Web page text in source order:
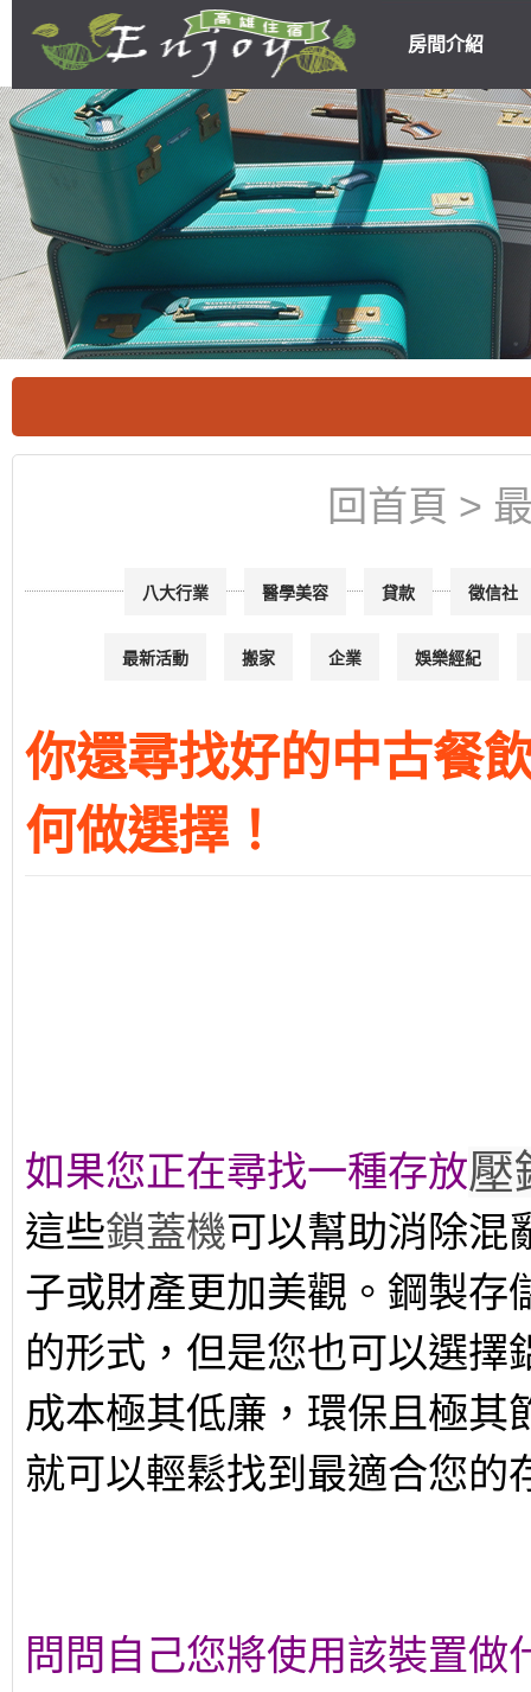
房間介紹
高雄民宿住宿
優惠
回首頁 >
徵信社
貸款
醫學美容
八大行業
娛樂經紀
企業
搬家
最新活動
你還尋找好的中古餐
何做選擇！
如果您正在尋找一種存放壓
這些鎖蓋機可以幫助消除混
子或財產更加美觀。鋼製存
的形式，但是您也可以選擇
成本極其低廉，環保且極其
就可以輕鬆找到最適合您的
問問自己您將使用該裝置